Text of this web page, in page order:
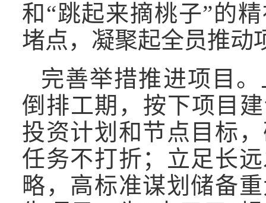
和“跳起来摘桃子”的
堵点，凝聚起全员推动
完善举措推进项目
倒排工期，按下项目
投资计划和节点目标
任务不打折；立足长
略，高标准谋划储备